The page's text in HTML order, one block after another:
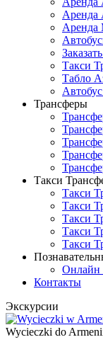
Аренда
Аренда
Такси
Табло
Трансферы
Такси
Такси
Такси
Такси
Такси
Такси
Онлайн
Контакты
Экскурсии
Wycieczki do